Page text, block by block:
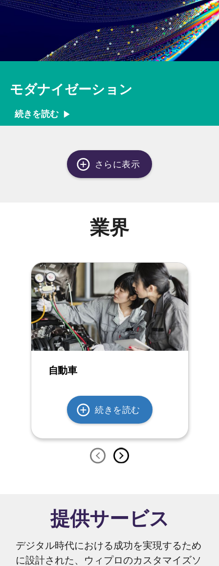
モダナイゼーション
続きを読む
さらに表示
業界
自動車
続きを読む
提供サービス
デジタル時代における成功を実現するため
に設計された、ウィプロのカスタマイズソ